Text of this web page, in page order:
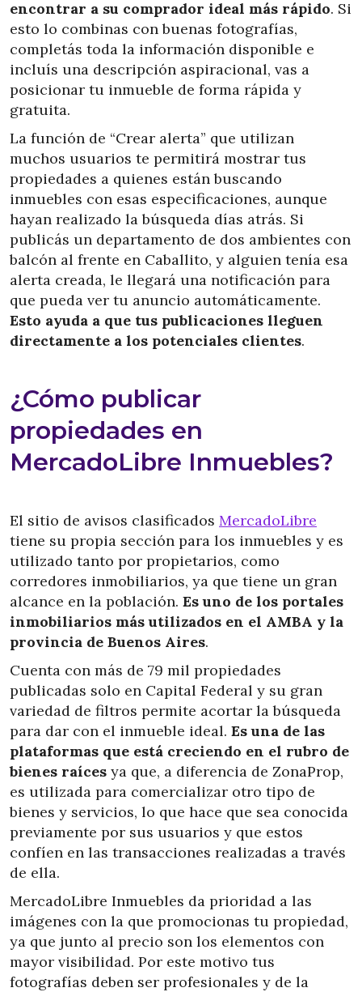
encontrar a su comprador ideal más rápido. Si
esto lo combinas con buenas fotografías,
completás toda la información disponible e
incluís una descripción aspiracional, vas a
posicionar tu inmueble de forma rápida y
gratuita.
La función de “Crear alerta” que utilizan
muchos usuarios te permitirá mostrar tus
propiedades a quienes están buscando
inmuebles con esas especificaciones, aunque
hayan realizado la búsqueda días atrás. Si
publicás un departamento de dos ambientes con
balcón al frente en Caballito, y alguien tenía esa
alerta creada, le llegará una notificación para
que pueda ver tu anuncio automáticamente.
Esto ayuda a que tus publicaciones lleguen
directamente a los potenciales clientes.
¿Cómo publicar
propiedades en
MercadoLibre Inmuebles?
El sitio de avisos clasificados MercadoLibre
tiene su propia sección para los inmuebles y es
utilizado tanto por propietarios, como
corredores inmobiliarios, ya que tiene un gran
alcance en la población. Es uno de los portales
inmobiliarios más utilizados en el AMBA y la
provincia de Buenos Aires.
Cuenta con más de 79 mil propiedades
publicadas solo en Capital Federal y su gran
variedad de filtros permite acortar la búsqueda
para dar con el inmueble ideal. Es una de las
plataformas que está creciendo en el rubro de
bienes raíces ya que, a diferencia de ZonaProp,
es utilizada para comercializar otro tipo de
bienes y servicios, lo que hace que sea conocida
previamente por sus usuarios y que estos
confíen en las transacciones realizadas a través
de ella.
MercadoLibre Inmuebles da prioridad a las
imágenes con la que promocionas tu propiedad,
ya que junto al precio son los elementos con
mayor visibilidad. Por este motivo tus
fotografías deben ser profesionales y de la